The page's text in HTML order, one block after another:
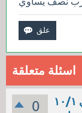
اسئلة متعلقة
0
عند تقريب الكسر التالي ١٠/١